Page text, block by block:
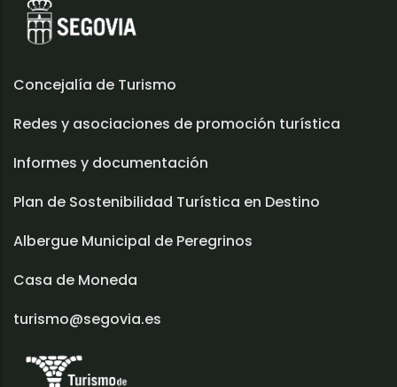
Concejalía de Turismo
Redes y asociaciones de promoción turística
Informes y documentación
Plan de Sostenibilidad Turística en Destino
Albergue Municipal de Peregrinos
Casa de Moneda
turismo@segovia.es